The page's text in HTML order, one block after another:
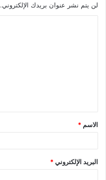
لن يتم نشر عنوان بريدك الإلكتروني.
ق
*
الاسم *
البريد الإلكتروني*